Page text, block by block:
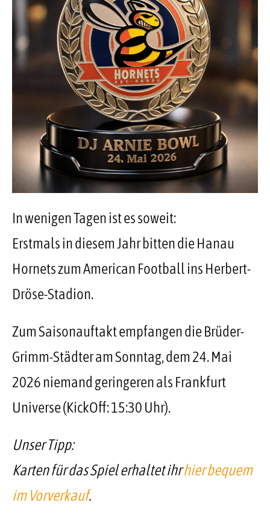
In wenigen Tagen ist es soweit:
Erstmals in diesem Jahr bitten die Hanau
Hornets zum American Football ins Herbert-
Dröse-Stadion.
Zum Saisonauftakt empfangen die Brüder-
Grimm-Städter am Sonntag, dem 24. Mai
2026 niemand geringeren als Frankfurt
Universe (KickOff: 15:30 Uhr).
Unser Tipp:
Karten für das Spiel erhaltet ihrhier bequem
im Vorverkauf.